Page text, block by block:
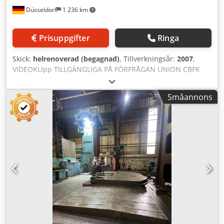
Düsseldorf 1 236 km
Prisuppgifter Ringa
Skick: helrenoverad (begagnad), Tillverkningsår: 2007,
VIDEOKLIpp TILLGÄNGLIGA PÅ FÖRFRÅGAN UNION CBFK
130/2, CNC-styrd, horisontell borr- och fräsmaskin med
bord Tillverkare: UNION Gera (VEB
Werkzeugmaschinenfabrik UNION Gera) Modell: CBFK
130/2 Styrsystem: Heidenhain CNC Maskintyp: CNC-styrd,
horisontell borr- och fräsmaskin med bord Slaglängder X-
axel: 3 000 mm Y-axel: 1 600 mm Z-axel: 1 275 mm W-axel
(spindelns förflyttning): 400 mm B-axel (roterande bord):
360° Bord Bordsstorlek: 1 600 × 2 000 mm Maximalt
arbetsstyckets vikt: 7 000 kg Huvuddrivning
Huvudspindelmotor: 32,4 kW Elektriska data Ansluten
effekt: 80 kW Matningsspänning: 380 V Frekvens: 50 Hz
Styrsignalspänning: 220/24 V Hjälpspänning: 220/15 V
Märkmotorström: 150 A Rekommenderad säkring: 200 A
Drifttemperatur: 15–35 °C Maskinvikt Ungefärlig
Småannons